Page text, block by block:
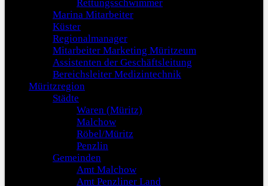
Rettungsschwimmer
Marina Mitarbeiter
Küster
Regionalmanager
Mitarbeiter Marketing Müritzeum
Assistenten der Geschäftsleitung
Bereichsleiter Medizintechnik
Müritzregion
Städte
Waren (Müritz)
Malchow
Röbel/Müritz
Penzlin
Gemeinden
Amt Malchow
Amt Penzliner Land